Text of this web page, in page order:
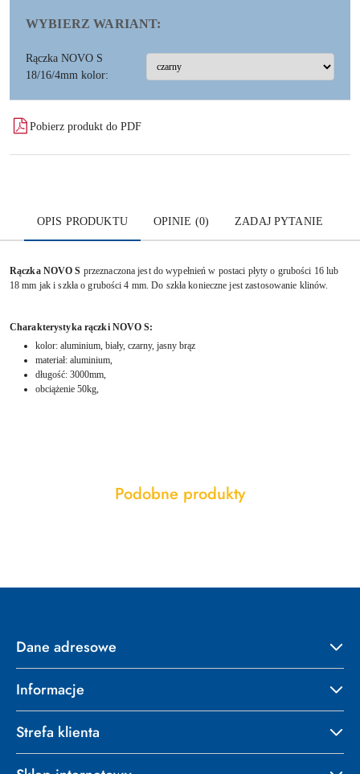
WYBIERZ WARIANT:
Rączka NOVO S
18/16/4mm kolor:
Pobierz produkt do PDF
OPIS PRODUKTU OPINIE (0) ZADAJ PYTANIE
Rączka NOVO S przeznaczona jest do wypełnień w postaci płyty o grubości 16 lub
18 mm jak i szkła o grubości 4 mm. Do szkła konieczne jest zastosowanie klinów.
Charakterystyka rączki NOVO S:
kolor: aluminium, biały, czarny, jasny brąz
materiał: aluminium,
długość: 3000mm,
obciążenie 50kg,
Pomiń karuzelę produktów
Produkty
Podobne produkty
Dane adresowe
Informacje
Strefa klienta